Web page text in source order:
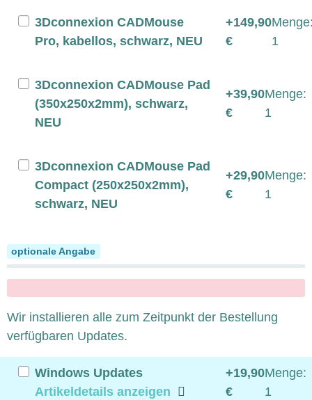
3Dconnexion CADMouse
Pro, kabellos, schwarz, NEU
+149,90
€
1
3Dconnexion CADMouse Pad
(350x250x2mm), schwarz,
NEU
+39,90
€
Menge:
1
3Dconnexion CADMouse Pad
Compact (250x250x2mm),
schwarz, NEU
+29,90
€
Menge:
1
System Updates
optionale Angabe
x
Wir installieren alle zum Zeitpunkt der Bestellung
verfügbaren Updates.
Windows Updates
Artikeldetails anzeigen
+19,90
€
Menge:
1